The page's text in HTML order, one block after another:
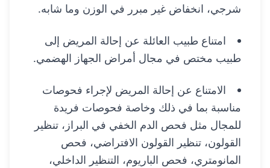
شرجي، انخفاض غير مبرر في الوزن وما شابه.
امتناع طبيب العائلة عن إحالة المريض إلى
طبيب مختص في مجال أمراض الجهاز الهضمي.
الامتناع عن إحالة المريض لإجراء فحوصات
مناسبة بما في ذلك وخاصة فحوصات فريدة
للمجال مثل فحص الدم الخفي في البراز، تنظير
القولون، تنظير القولون الافتراضي، فحص
المانومتري، فحص الباريوم، التنظير الداخلي،